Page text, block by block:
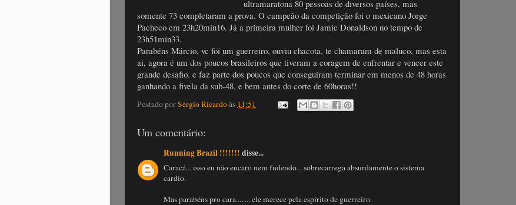
ultramaratona 80 pessoas de diversos países, mas
somente 73 completaram a prova. O campeão da competição foi o mexicano Jorge
Pacheco em 23h20min16. Já a primeira mulher foi Jamie Donaldson no tempo de
23h51min33.
Parabéns Márcio, vc foi um guerreiro, ouviu chacota, te chamaram de maluco, mas esta
ai, agora é um dos poucos brasileiros que tiveram a coragem de enfrentar e vencer este
grande desafio. e faz parte dos poucos que conseguiram terminar em menos de 48 horas
ganhando a fivela da sub-48, e bem antes do corte de 60horas!!
Postado porSérgio Ricardoàs 11:51
Um comentário:
Running Brazil !!!!!!! disse...
Caracá... isso eu não encaro nem fudendo... sobrecarrega absurdamente o sistema
cardio.
Mas parabéns pro cara........ ele merece pela espírito de guerreiro.